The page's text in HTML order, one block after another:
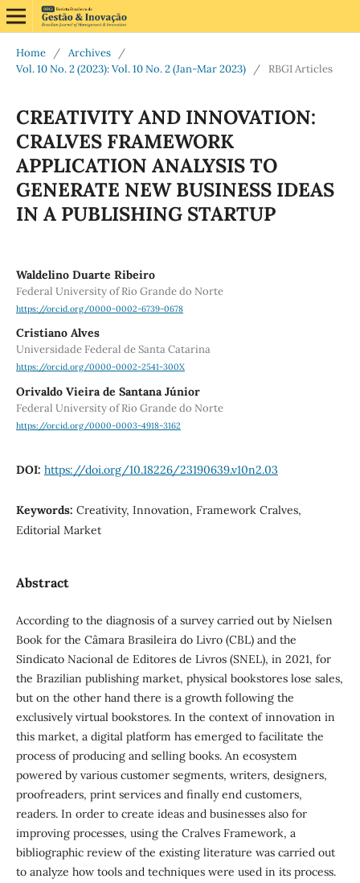
Home / Archives
/
Vol. 10 No. 2 (2023): Vol. 10 No. 2 (Jan-Mar 2023)
/ RBGI Articles
CREATIVITY AND INNOVATION:
CRALVES FRAMEWORK
APPLICATION ANALYSIS TO
GENERATE NEW BUSINESS IDEAS
IN A PUBLISHING STARTUP
Waldelino Duarte Ribeiro
Federal University of Rio Grande do Norte
https://orcid.org/0000-0002-6739-0678
Cristiano Alves
Universidade Federal de Santa Catarina
https://orcid.org/0000-0002-2541-300X
Orivaldo Vieira de Santana Júnior
Federal University of Rio Grande do Norte
https://orcid.org/0000-0003-4918-3162
DOI: https://doi.org/10.18226/23190639.v10n2.03
Keywords: Creativity, Innovation, Framework Cralves,
Editorial Market
Abstract
According to the diagnosis of a survey carried out by Nielsen
Book for the Câmara Brasileira do Livro (CBL) and the
Sindicato Nacional de Editores de Livros (SNEL), in 2021, for
the Brazilian publishing market, physical bookstores lose sales,
but on the other hand there is a growth following the
exclusively virtual bookstores. In the context of innovation in
this market, a digital platform has emerged to facilitate the
process of producing and selling books. An ecosystem
powered by various customer segments, writers, designers,
proofreaders, print services and finally end customers,
readers. In order to create ideas and businesses also for
improving processes, using the Cralves Framework, a
bibliographic review of the existing literature was carried out
to analyze how tools and techniques were used in its process.